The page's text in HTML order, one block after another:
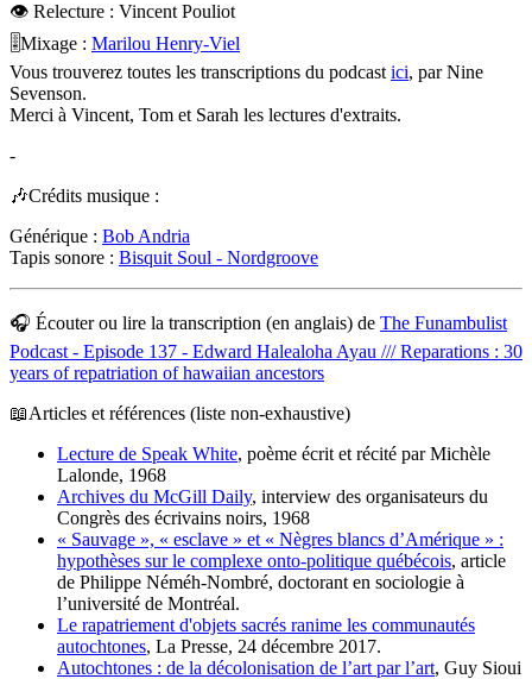
👁 Relecture : Vincent Pouliot
🎚️Mixage : Marilou Henry-Viel
Vous trouverez toutes les transcriptions du podcast ici, par Nine
Sevenson.
Merci à Vincent, Tom et Sarah les lectures d'extraits.
-
🎶Crédits musique :
Générique : Bob Andria
Tapis sonore : Bisquit Soul - Nordgroove
🎧 Écouter ou lire la transcription (en anglais) de The Funambulist
Podcast - Episode 137 - Edward Halealoha Ayau /// Reparations : 30
years of repatriation of hawaiian ancestors
📖Articles et références (liste non-exhaustive)
Lecture de Speak White, poème écrit et récité par Michèle
Lalonde, 1968
Archives du McGill Daily, interview des organisateurs du
Congrès des écrivains noirs, 1968
« Sauvage », « esclave » et « Nègres blancs d’Amérique » :
hypothèses sur le complexe onto-politique québécois, article
de Philippe Néméh-Nombré, doctorant en sociologie à
l’université de Montréal.
Le rapatriement d'objets sacrés ranime les communautés
autochtones, La Presse, 24 décembre 2017.
Autochtones : de la décolonisation de l’art par l’art, Guy Sioui